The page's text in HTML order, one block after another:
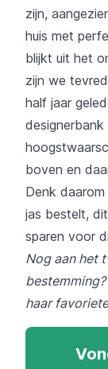
zijn,
huis met
blijkt uit het
zijn we
half jaar
boven en
Denk
jas bestelt,
sparen voor
Nog aan het
haar